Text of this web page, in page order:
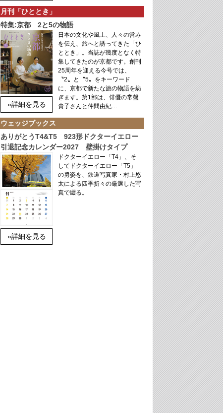
月刊「ひととき」
特集:京都 2と5の物語
»詳細を見る
日本の文化や風土、人々の営み
を伝え、旅へと誘ってきた「ひ
ととき」。当誌が幾度となく特
集してきたのが京都です。創刊
25周年を迎える今号では、
〝2〟と〝5〟をキーワード
に、京都で新たな旅の物語を紡
ぎます。第1部は、俳優の常盤
貴子さんと仲間由紀…
ウェッジブックス
ありがとうT4&T5 923形ドクターイエロー
引退記念カレンダー2027 壁掛けタイプ
»詳細を見る
ドクターイエロー「T4」、そ
してドクターイエロー「T5」
の勇姿を、鉄道写真家・村上悠
太による四季折々の厳選した写
真で綴る。